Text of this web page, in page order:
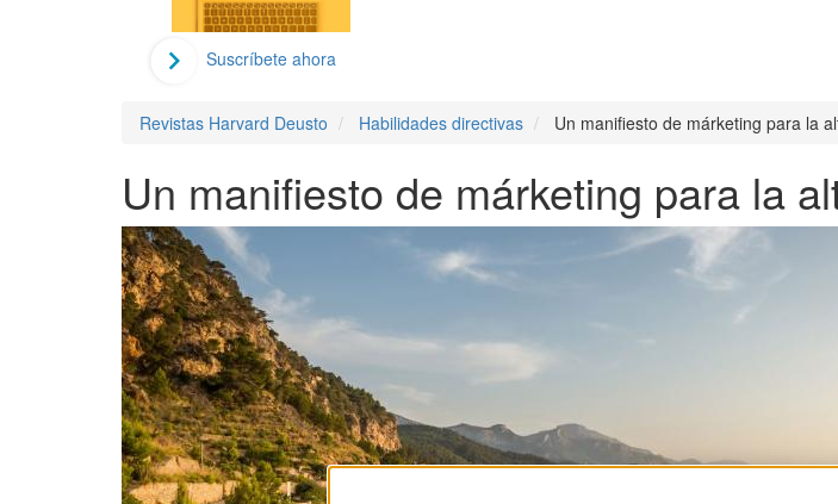
Suscríbete ahora
Revistas Harvard Deusto Habilidades directivas Un manifiesto de márketing para la
Un manifiesto de márketing para la